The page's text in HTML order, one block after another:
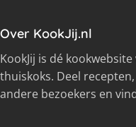
Over KookJij.nl
KookJij is dé
thuiskoks. Deel
andere bezoekers en